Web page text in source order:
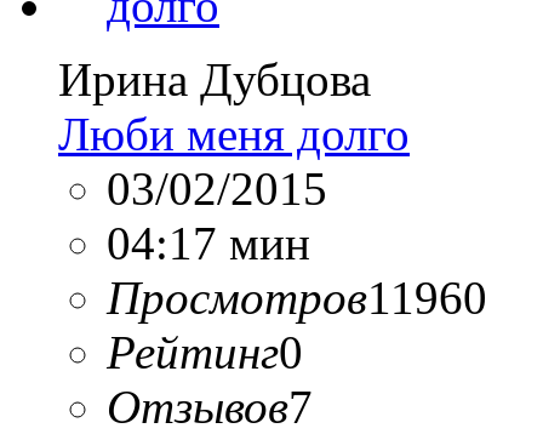
Ирина Дубцова
Люби меня долго
03/02/2015
04:17 мин
Просмотров11960
Рейтинг0
Отзывов7